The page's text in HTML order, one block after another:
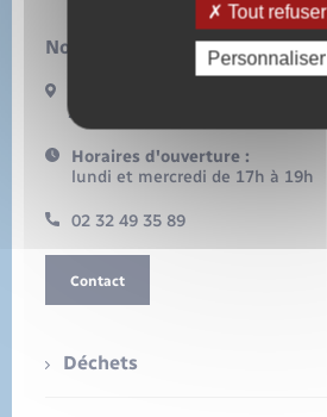
Nous contacter :
27440 TOUFFREVILLE
Horaires d'ouverture :
lundi et mercredi de 17h à 19h
02 32 49 35 89
Contact
Déchets
Tout refuser
Personnaliser